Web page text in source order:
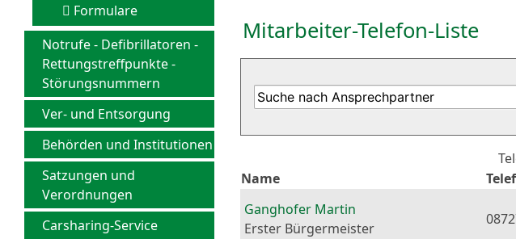
Formulare
Notrufe - Defibrillatoren -
Rettungstreffpunkte -
Störungsnummern
Ver- und Entsorgung
Behörden und Institutionen
Satzungen und
Verordnungen
Carsharing-Service
Mitarbeiter-Telefon-Liste
Name
Ganghofer Martin
Erster Bürgermeister